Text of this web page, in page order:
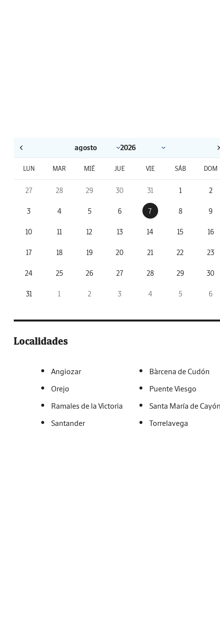
LUN MAR MIÉ JUE VIE SÁB DOM
27 28 29 30 31 1 2
3 4 5 6 7 8 9
10 11 12 13 14 15 16
17 18 19 20 21 22 23
24 25 26 27 28 29 30
31 1 2 3 4 5 6
Localidades
Angiozar
Bàrcena de Cudón
Orejo
Puente Viesgo
Ramales de la Victoria
Santa María de
Santander
Torrelavega